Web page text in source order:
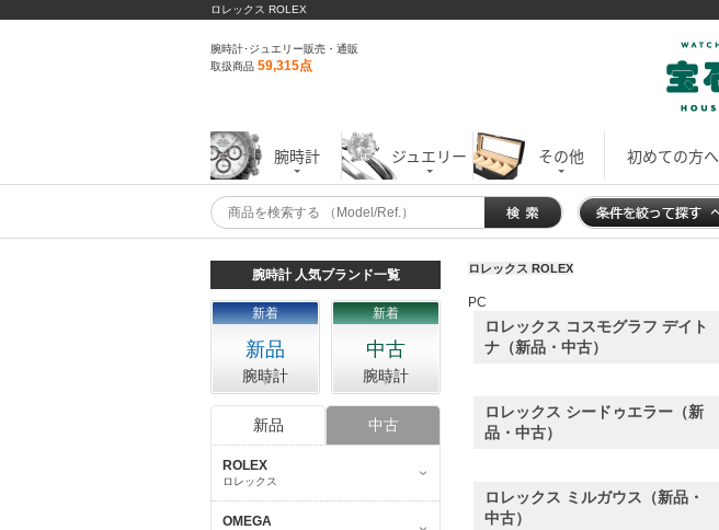
ロレックス ROLEX
腕時計･ジュエリー販売・通販
取扱商品 59,315点
腕時計 ジュエリー その他 初めての方へ
ロレックス ROLEX
PC
ロレックス コスモグラフ デイト
ナ（新品・中古）
ロレックス シードゥエラー（新
品・中古）
ロレックス ミルガウス（新品・
中古）
腕時計 人気ブランド一覧
新着
新品
腕時計
新着
中古
腕時計
新品 中古
ROLEX
ロレックス
OMEGA